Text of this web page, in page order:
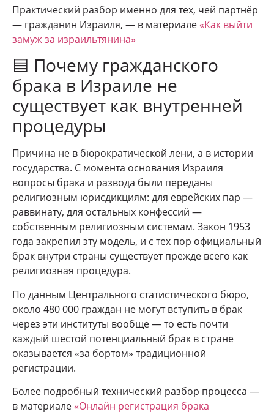
Практический разбор именно для тех, чей партнёр
— гражданин Израиля, — в материале «Как выйти
замуж за израильтянина»
🟦 Почему гражданского
брака в Израиле не
существует как внутренней
процедуры
Причина не в бюрократической лени, а в истории
государства. С момента основания Израиля
вопросы брака и развода были переданы
религиозным юрисдикциям: для еврейских пар —
раввинату, для остальных конфессий —
собственным религиозным системам. Закон 1953
года закрепил эту модель, и с тех пор официальный
брак внутри страны существует прежде всего как
религиозная процедура.
По данным Центрального статистического бюро,
около 480 000 граждан не могут вступить в брак
через эти институты вообще — то есть почти
каждый шестой потенциальный брак в стране
оказывается «за бортом» традиционной
регистрации.
Более подробный технический разбор процесса —
в материале «Онлайн регистрация брака